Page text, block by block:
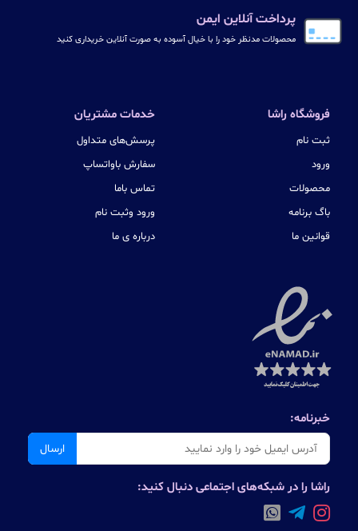
پرداخت آنلاین ایمن
محصولات مدنظر خود را با خیال آسوده به صورت آنلاین خریداری کنید
فروشگاه راشا
ثبت نام
ورود
محصولات
باگ برنامه
قوانین ما
خدمات مشتریان
پرسش‌های متداول
سفارش باواتساپ
تماس باما
ورود وثبت نام
درباره ی ما
خبرنامه:
ارسال
راشا را در شبکه‌های اجتماعی دنبال کنید: